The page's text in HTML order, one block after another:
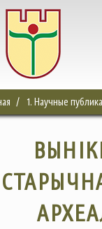
1. Научные